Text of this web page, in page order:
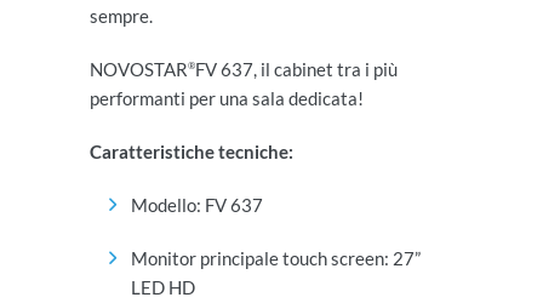
sempre.
NOVOSTAR®FV 637, il cabinet tra i più
performanti per una sala dedicata!
Caratteristiche tecniche:
Modello: FV 637
Monitor principale touch screen: 27”
LED HD